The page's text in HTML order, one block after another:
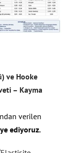
ve Hooke
– Kayma
verilen
ediyoruz.